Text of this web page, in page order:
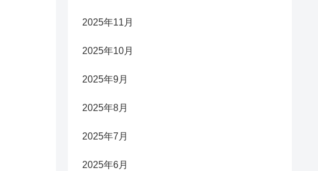
2025年11月
2025年10月
2025年9月
2025年8月
2025年7月
2025年6月